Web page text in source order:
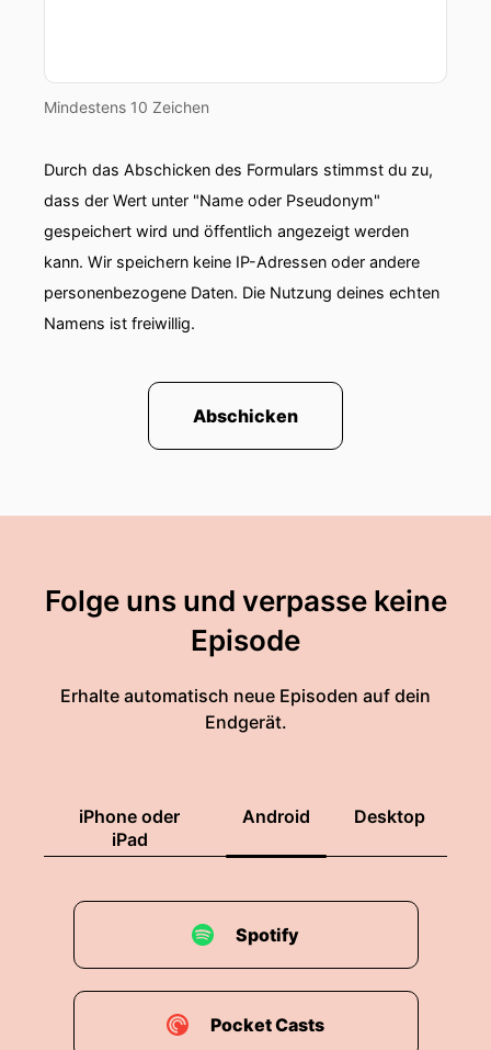
Mindestens 10 Zeichen
Durch das Abschicken des Formulars stimmst du zu,
dass der Wert unter "Name oder Pseudonym"
gespeichert wird und öffentlich angezeigt werden
kann. Wir speichern keine IP-Adressen oder andere
personenbezogene Daten. Die Nutzung deines echten
Namens ist freiwillig.
Abschicken
Folge uns und verpasse keine
Episode
Erhalte automatisch neue Episoden auf dein
Endgerät.
iPhone oder
iPad
Android Desktop
Spotify
Pocket Casts